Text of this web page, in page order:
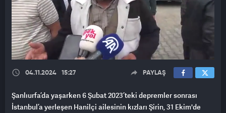
04.11.2024 15:27 PAYLAŞ
Şanlıurfa’da yaşarken 6 Şubat 2023’teki depremler sonrası
İstanbul’a yerleşen Hanilçi ailesinin kızları Şirin, 31 Ekim'de